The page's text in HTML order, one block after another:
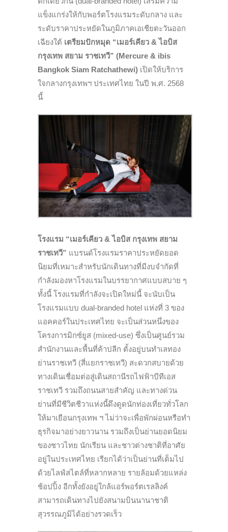
แข็งแกร่งให้กับพอร์ตโรงแรมระดับกลาง และ
ระดับราคาประหยัดในภูมิภาคเอเชียตะวันออก
เฉียงใต้ เตรียมปักหมุด “เมอร์เคียว & ไอบิส
กรุงเทพ สยาม ราชเทวี” (Mercure & ibis
Bangkok Siam Ratchathewi) เปิดให้บริการ
ใจกลางกรุงเทพฯ ประเทศไทย ในปี พ.ศ. 2568
นี้
โรงแรม “เมอร์เคียว & ไอบิส กรุงเทพ สยาม
ราชเทวี” แบรนด์โรงแรมราคาประหยัดยอด
นิยมที่เหมาะสำหรับนักเดินทางที่มีงบจำกัดที่
กำลังมองหาโรงแรมในบรรยากาศแบบสบาย ๆ
ทั้งนี้ โรงแรมที่กำลังจะเปิดใหม่นี้ จะนับเป็น
โรงแรมแบบ dual-branded hotel แห่งที่ 3 ของ
แอคคอร์ในประเทศไทย จะเป็นส่วนหนึ่งของ
โครงการมิกซ์ยูส (mixed-use) ซึ่งเป็นศูนย์รวม
สำนักงานและพื้นที่ค้าปลีก ตั้งอยู่บนทำเลทอง
ย่านราชเทวี (สี่แยกราชเทวี) สะดวกสบายด้วย
ทางเดินเชื่อมต่อสู่เดินสถานีรถไฟฟ้าบีทีเอส
ราชเทวี รวมถึงถนนสายสำคัญ และทางด่วน
ย่านที่มีชีวิตชีวาแห่งนี้ดึงดูดนักท่องเที่ยวทั่วโลก
ให้มาเยือนกรุงเทพ ฯ ไม่ว่าจะเพื่อพักผ่อนหรือทำ
ธุรกิจมาอย่างยาวนาน รวมถึงเป็นย่านยอดนิยม
ของชาวไทย นักเรียน และชาวต่างชาติที่อาศัย
อยู่ในประเทศไทย เรียกได้ว่าเป็นย่านที่เต็มไป
ด้วยไลฟ์สไตล์ที่หลากหลาย รายล้อมด้วยแหล่ง
ช้อปปิ้ง อีกทั้งยังอยู่ใกล้แอร์พอร์ตเรลลิงค์
สามารถเดินทางไปยังสนามบินนานาชาติ
สุวรรณภูมิได้อย่างรวดเร็ว